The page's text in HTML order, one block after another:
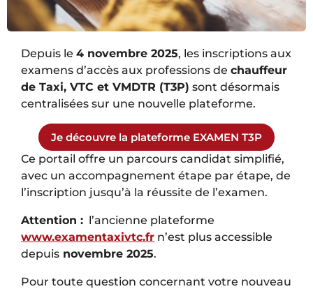
Depuis le 4 novembre 2025, les inscriptions aux
examens d’accès aux professions de chauffeur
de Taxi, VTC et VMDTR (T3P) sont désormais
centralisées sur une nouvelle plateforme.
Je découvre la plateforme EXAMEN T3P
Ce portail offre un parcours candidat simplifié,
avec un accompagnement étape par étape, de
l’inscription jusqu’à la réussite de l’examen.
Attention : l’ancienne plateforme
www.examentaxivtc.fr n’est plus accessible
depuis novembre 2025.
Pour toute question concernant votre nouveau